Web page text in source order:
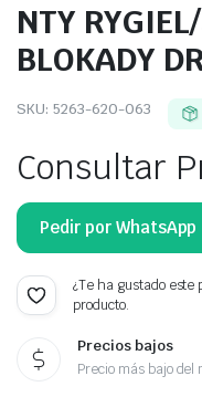
NTY
BLOKADY
SKU: 5263-620-063
Consultar
Pedir por WhatsApp
¿Te ha gustado este
producto.
Precios bajos
Precio más bajo del